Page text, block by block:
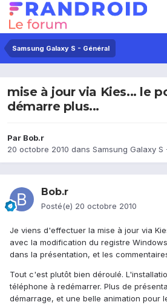
Samsung Galaxy S - Général
mise à jour via Kies... le
démarre plus...
Par Bob.r
20 octobre 2010 dans Samsung Galaxy S
Bob.r
Posté(e) 20 octobre 2010
Je viens d'effectuer la mise à jour via
avec la modification du registre
dans la présentation, et les
Tout c'est plutôt bien déroulé.
téléphone à redémarrer. Plus de
démarrage, et une belle animation pour